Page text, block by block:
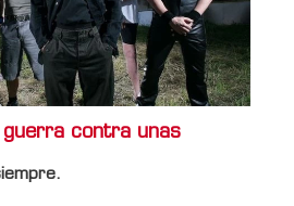
contra unas